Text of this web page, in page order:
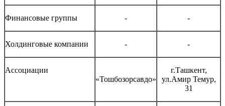
Финансовые группы - -
Холдинговые компании - -
Ассоциации
«Тошбозорсавдо»
г.Ташкент,
ул.Амир Темур,
31